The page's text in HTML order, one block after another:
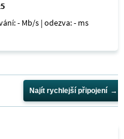
- Mb/s | odezva: - ms
Najít rychlejší připojení